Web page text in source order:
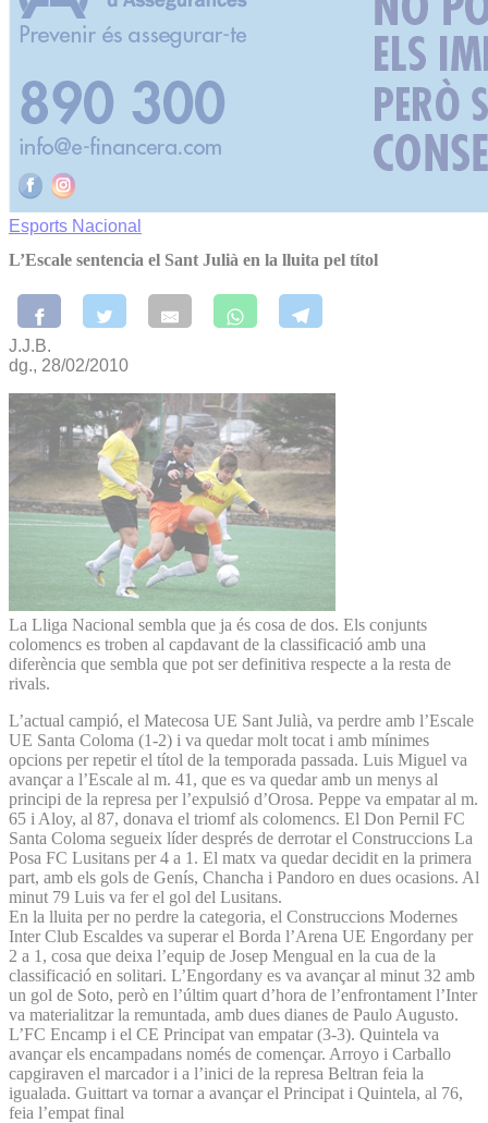
Esports Nacional
L’Escale sentencia el Sant Julià en la lluita pel títol
J.J.B.
dg., 28/02/2010
La Lliga Nacional sembla que ja és cosa de dos. Els conjunts
colomencs es troben al capdavant de la classificació amb una
diferència que sembla que pot ser definitiva respecte a la resta de
rivals.
L’actual campió, el Matecosa UE Sant Julià, va perdre amb l’Escale
UE Santa Coloma (1-2) i va quedar molt tocat i amb mínimes
opcions per repetir el títol de la temporada passada. Luis Miguel va
avançar a l’Escale al m. 41, que es va quedar amb un menys al
principi de la represa per l’expulsió d’Orosa. Peppe va empatar al m.
65 i Aloy, al 87, donava el triomf als colomencs. El Don Pernil FC
Santa Coloma segueix líder després de derrotar el Construccions La
Posa FC Lusitans per 4 a 1. El matx va quedar decidit en la primera
part, amb els gols de Genís, Chancha i Pandoro en dues ocasions. Al
minut 79 Luis va fer el gol del Lusitans.
En la lluita per no perdre la categoria, el Construccions Modernes
Inter Club Escaldes va superar el Borda l’Arena UE Engordany per
2 a 1, cosa que deixa l’equip de Josep Mengual en la cua de la
classificació en solitari. L’Engordany es va avançar al minut 32 amb
un gol de Soto, però en l’últim quart d’hora de l’enfrontament l’Inter
va materialitzar la remuntada, amb dues dianes de Paulo Augusto.
L’FC Encamp i el CE Principat van empatar (3-3). Quintela va
avançar els encampadans només de començar. Arroyo i Carballo
capgiraven el marcador i a l’inici de la represa Beltran feia la
igualada. Guittart va tornar a avançar el Principat i Quintela, al 76,
feia l’empat final